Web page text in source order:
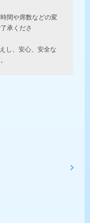
間や席数などの変
承くださ
し、安心、安全な